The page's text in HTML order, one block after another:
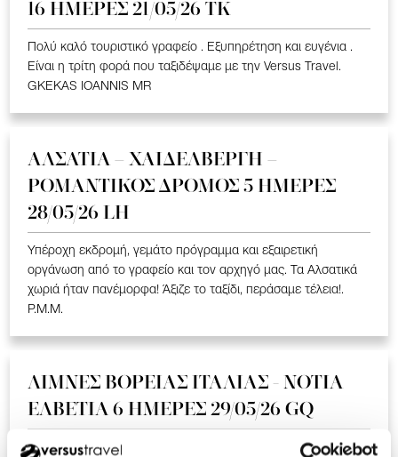
16 ΗΜΕΡΕΣ 21/05/26 TK
Πολύ καλό τουριστικό γραφείο . Εξυπηρέτηση και ευγένια .
Είναι η τρίτη φορά που ταξιδέψαμε με την Versus Travel.
GKEKAS IOANNIS MR
ΑΛΣΑΤΙΑ – ΧΑΙΔΕΛΒΕΡΓΗ –
ΡΟΜΑΝΤΙΚΟΣ ΔΡΟΜΟΣ 5 ΗΜΕΡΕΣ
28/05/26 LH
Υπέροχη εκδρομή, γεμάτο πρόγραμμα και εξαιρετική
οργάνωση από το γραφείο και τον αρχηγό μας. Τα Αλσατικά
χωριά ήταν πανέμορφα! Άξιζε το ταξίδι, περάσαμε τέλεια!.
P.M.M.
ΛΙΜΝΕΣ ΒΟΡΕΙΑΣ ΙΤΑΛΙΑΣ - ΝΟΤΙΑ
ΕΛΒΕΤΙΑ 6 ΗΜΕΡΕΣ 29/05/26 GQ
Ειναι η δευτερη συνεχομενη χρονια που ταξιδευουμε μαζι